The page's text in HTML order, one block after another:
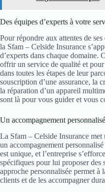
Des équipes d’experts à votre
Pour répondre aux attentes de
la Sfam – Celside Insurance
d’experts dans chaque domaine.
offrir un service de qualité et
dans toutes les étapes de leur
souscription d’une assurance, la
la réparation d’un appareil
sont là pour vous guider et vous
Un accompagnement personnalisé
La Sfam – Celside Insurance
un accompagnement
est unique, et l’entreprise
spécifiques pour lui proposer des
approche personnalisée permet à
clients et de les accompagner